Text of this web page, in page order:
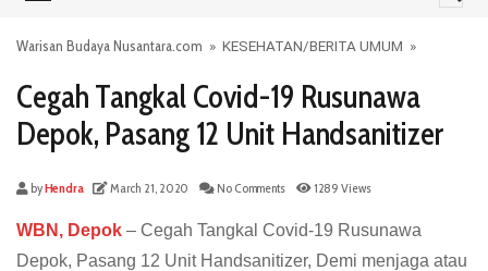
Warisan Budaya Nusantara.com » KESEHATAN/BERITA UMUM »
Cegah Tangkal Covid-19 Rusunawa
Depok, Pasang 12 Unit Handsanitizer
byHendra March 21, 2020 No Comments 1289 Views
WBN, Depok – Cegah Tangkal Covid-19 Rusunawa
Depok, Pasang 12 Unit Handsanitizer, Demi menjaga atau